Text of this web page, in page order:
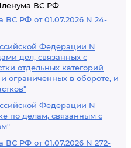
ВС РФ
ВС РФ от 01.07.2026 N 24-
Федерации N
дел, связанных с
отдельных категорий
ограниченных в обороте, и
Федерации N
по делам, связанным с
РФ от 01.07.2026 N 272-